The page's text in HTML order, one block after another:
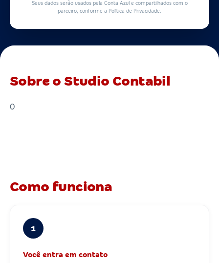
Seus dados serão usados pela Conta Azul e compartilhados com o
parceiro, conforme a Política de Privacidade.
Sobre o Studio Contabil
0
Como funciona
1
Você entra em contato